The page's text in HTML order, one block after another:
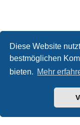
Diese Website
bestmöglichen
bieten. Mehr